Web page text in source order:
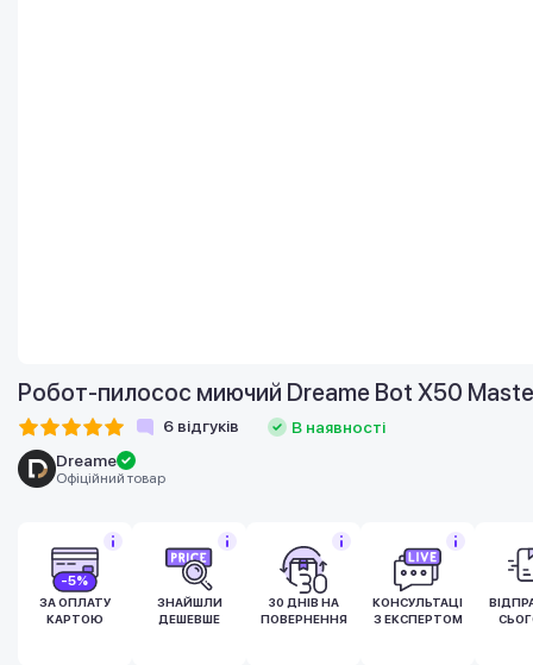
Робот-пилосос миючий Dreame Bot X50
6 відгуків В наявності
Dreame
Офіційний товар
-5%
ЗА ОПЛАТУ
КАРТОЮ
ЗНАЙШЛИ
ДЕШЕВШЕ
30 ДНІВ НА
ПОВЕРНЕННЯ
КОНСУЛЬТАЦІЯ
З ЕКСПЕРТОМ